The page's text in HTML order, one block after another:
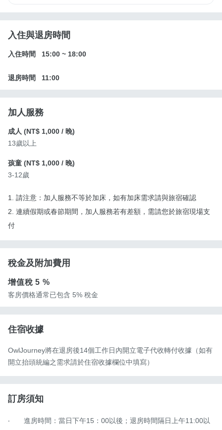
入住與退房時間
入住時間 15:00 ~ 18:00
退房時間 11:00
加人服務
成人 (NT$ 1,000 / 晚)
13歲以上
孩童 (NT$ 1,000 / 晚)
3-12歲
1. 請注意：加人服務不等於加床，如有加床需求請與旅宿確認
2. 連續假期或春節期間，加人服務若有差額，需請您於旅宿現場支
付
稅金及附加費用
增值稅5 %
客房價格通常已包含 5% 稅金
住宿收據
OwlJourney將在退房後14個工作日內開立電子代收轉付收據（如有
開立抬頭統編之需求請於住宿收據欄位中填寫）
訂房須知
‧	進房時間：當日下午15：00以後；退房時間隔日上午11:00以